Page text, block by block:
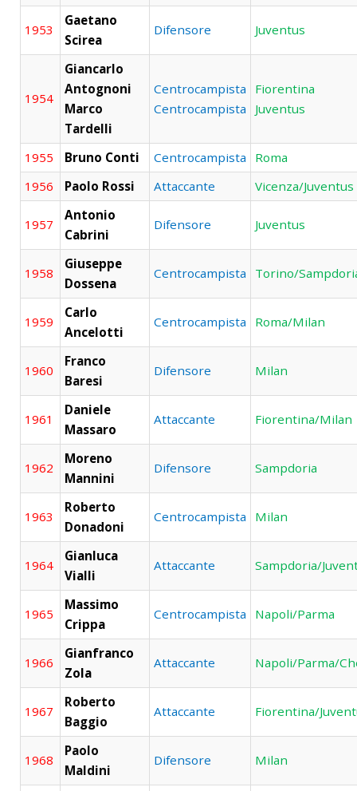
1953
Gaetano
Scirea
Difensore Juventus
1954
Giancarlo
Antognoni
Marco
Tardelli
Centrocampista
Centrocampista
Fiorentina
Juventus
1955 Bruno Conti Centrocampista
Roma
1956
Paolo Rossi Attaccante Vicenza/Juventus
1957
Antonio
Cabrini
Difensore Juventus
1958
Giuseppe
Dossena
Centrocampista Torino/
1959
Carlo
Ancelotti
Centrocampista Roma/Milan
1960
Franco
Baresi
Difensore Milan
1961
Daniele
Massaro
Attaccante Fiorentina/Milan
1962
Moreno
Mannini
Difensore Sampdoria
1963
Roberto
Donadoni
Centrocampista Milan
1964
Gianluca
Vialli
Attaccante Sampdoria/
1965
Massimo
Crippa
Centrocampista Napoli/Parma
1966
Gianfranco
Zola
Attaccante Napoli/Parma/
1967
Roberto
Baggio
Attaccante Fiorentina/
1968
Paolo
Maldini
Difensore Milan